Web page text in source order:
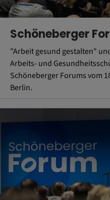
Schöneberger
"Arbeit gesund gestalten"
Arbeits- und
Schöneberger Forums vom
Berlin.